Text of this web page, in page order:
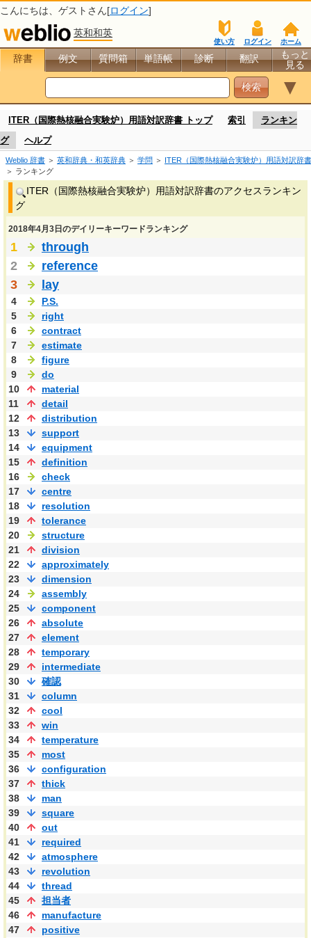
こんにちは、 ゲスト さん[ログイン]
英和和英
ホーム
ログイン
使い方
辞書 例文 質問箱 単語帳 診断 翻訳
もっと
見る
▼
ITER（国際熱核融合実験炉）用語対訳辞書 トップ 索引
ランキン
グ
ヘルプ
Weblio 辞書 ＞ 英和辞典・和英辞典 ＞ 学問 ＞ ITER（国際熱核融合実験炉）用語対訳辞書
＞ ランキング
ITER（国際熱核融合実験炉）用語対訳辞書のアクセスランキン
グ
2018年4月3日のデイリーキーワードランキング
1
through
2
reference
3
lay
4
P.S.
5
right
6
contract
7
estimate
8
figure
9
do
10
material
11
detail
12
distribution
13
support
14
equipment
15
definition
16
check
17
centre
18
resolution
19
tolerance
20
structure
21
division
22
approximately
23
dimension
24
assembly
25
component
26
absolute
27
element
28
temporary
29
intermediate
30
確認
31
column
32
cool
33
win
34
temperature
35
most
36
configuration
37
thick
38
man
39
square
40
out
41
required
42
atmosphere
43
revolution
44
thread
45
担当者
46
manufacture
47
positive